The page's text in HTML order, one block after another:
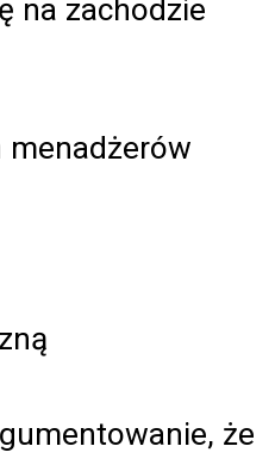
na zachodzie
menadżerów
że